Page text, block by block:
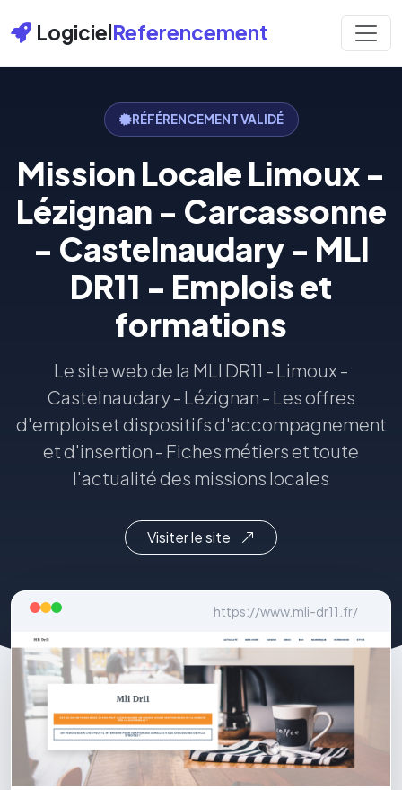
LogicielReferencement
RÉFÉRENCEMENT VALIDÉ
Mission Locale Limoux -
Lézignan - Carcassonne
- Castelnaudary - MLI
DR11 - Emplois et
formations
Le site web de la MLI DR11 - Limoux -
Castelnaudary - Lézignan - Les offres
d'emplois et dispositifs d'accompagnement
et d'insertion - Fiches métiers et toute
l'actualité des missions locales
Visiter le site
https://www.mli-dr11.fr/